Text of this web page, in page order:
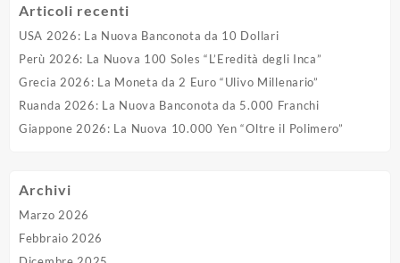
Articoli recenti
USA 2026: La Nuova Banconota da 10 Dollari
Perù 2026: La Nuova 100 Soles “L’Eredità degli Inca”
Grecia 2026: La Moneta da 2 Euro “Ulivo Millenario”
Ruanda 2026: La Nuova Banconota da 5.000 Franchi
Giappone 2026: La Nuova 10.000 Yen “Oltre il Polimero”
Archivi
Marzo 2026
Febbraio 2026